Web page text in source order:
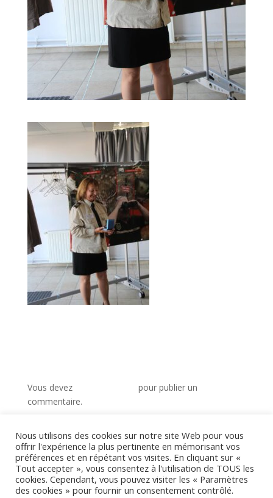
Vous devez
pour publier un
commentaire.
Commentaires récents
Nous utilisons des cookies sur notre site Web pour vous
offrir l'expérience la plus pertinente en mémorisant vos
préférences et en répétant vos visites. En cliquant sur «
Tout accepter », vous consentez à l'utilisation de TOUS les
cookies. Cependant, vous pouvez visiter les « Paramètres
des cookies » pour fournir un consentement contrôlé.